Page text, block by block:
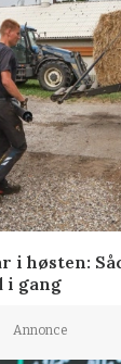
i høsten:
i gang
Annonce